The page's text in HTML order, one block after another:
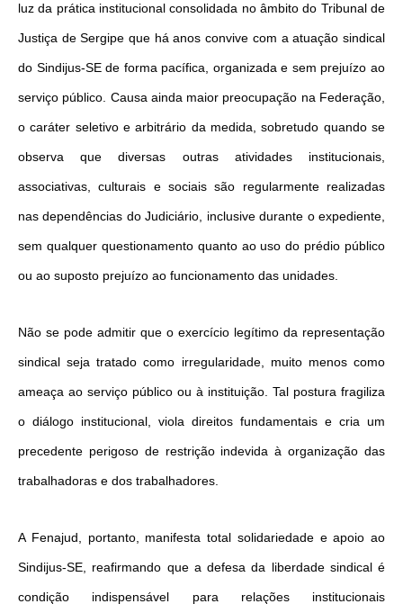
luz da prática institucional consolidada no âmbito do Tribunal de
Justiça de Sergipe que há anos convive com a atuação sindical
do Sindijus-SE de forma pacífica, organizada e sem prejuízo ao
serviço público. Causa ainda maior preocupação na Federação,
o caráter seletivo e arbitrário da medida, sobretudo quando se
observa que diversas outras atividades institucionais,
associativas, culturais e sociais são regularmente realizadas
nas dependências do Judiciário, inclusive durante o expediente,
sem qualquer questionamento quanto ao uso do prédio público
ou ao suposto prejuízo ao funcionamento das unidades.
Não se pode admitir que o exercício legítimo da representação
sindical seja tratado como irregularidade, muito menos como
ameaça ao serviço público ou à instituição. Tal postura fragiliza
o diálogo institucional, viola direitos fundamentais e cria um
precedente perigoso de restrição indevida à organização das
trabalhadoras e dos trabalhadores.
A Fenajud, portanto, manifesta total solidariedade e apoio ao
Sindijus-SE, reafirmando que a defesa da liberdade sindical é
condição indispensável para relações institucionais